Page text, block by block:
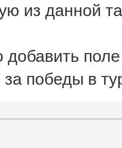
из данной
за победы в